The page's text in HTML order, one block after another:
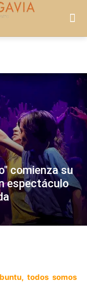
comienza su
espectáculo
todos somos